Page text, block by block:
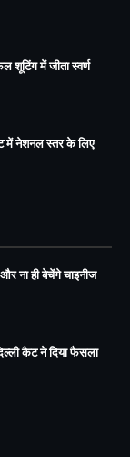
शूटिंग में जीता स्वर्ण
में नेशनल स्तर के लिए
ना ही बेचेंगे चाइनीज
कैट ने दिया फैसला